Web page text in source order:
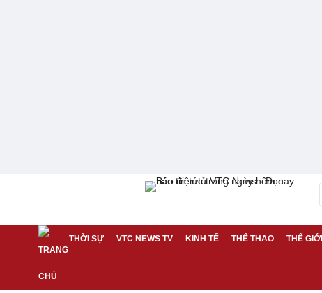
THỜI SỰ VTC NEWS TV KINH TẾ THỂ THAO THẾ GIỚI